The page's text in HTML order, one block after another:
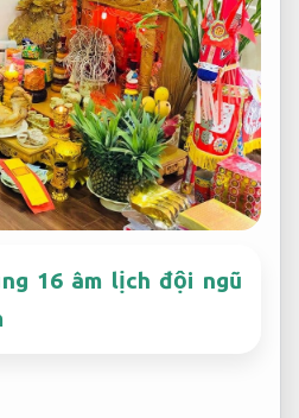
16 âm lịch đội ngũ